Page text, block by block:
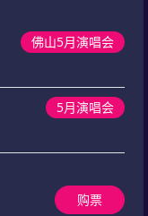
佛山5月演唱会
5月演唱会
购票